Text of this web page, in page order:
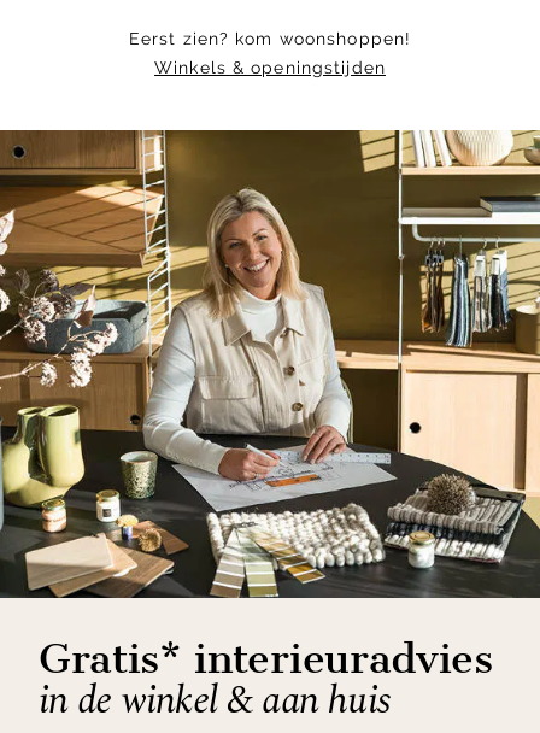
Eerst zien? kom woonshoppen!
Winkels & openingstijden
Gratis* interieuradvies
in de winkel & aan huis